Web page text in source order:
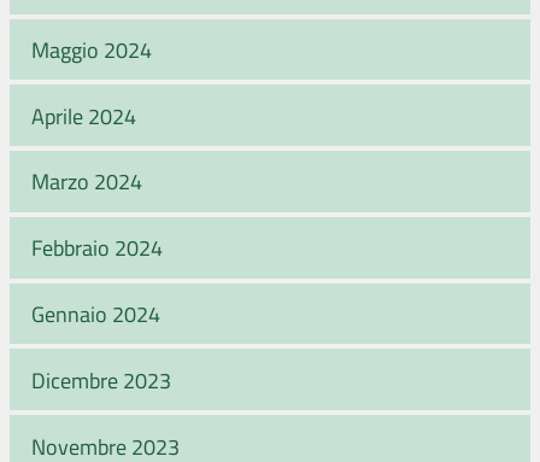
Maggio 2024
Aprile 2024
Marzo 2024
Febbraio 2024
Gennaio 2024
Dicembre 2023
Novembre 2023